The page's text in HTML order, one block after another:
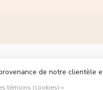
de notre clientèle
témoins (cookies) »